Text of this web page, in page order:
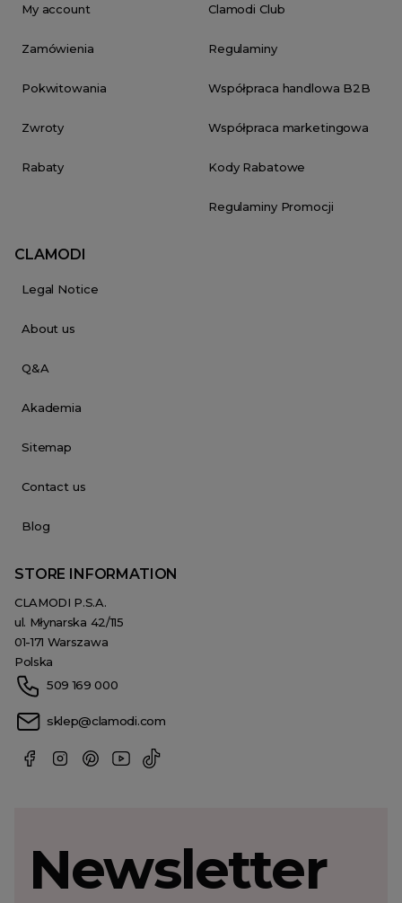
My account
Zamówienia
Pokwitowania
Zwroty
Rabaty
Clamodi Club
Regulaminy
Współpraca handlowa B2B
Współpraca marketingowa
Kody Rabatowe
Regulaminy Promocji
CLAMODI
Legal Notice
About us
Q&A
Akademia
Sitemap
Contact us
Blog
STORE INFORMATION
CLAMODI P.S.A.
ul. Młynarska 42/115
01-171 Warszawa
Polska
509 169 000
sklep@clamodi.com
Newsletter